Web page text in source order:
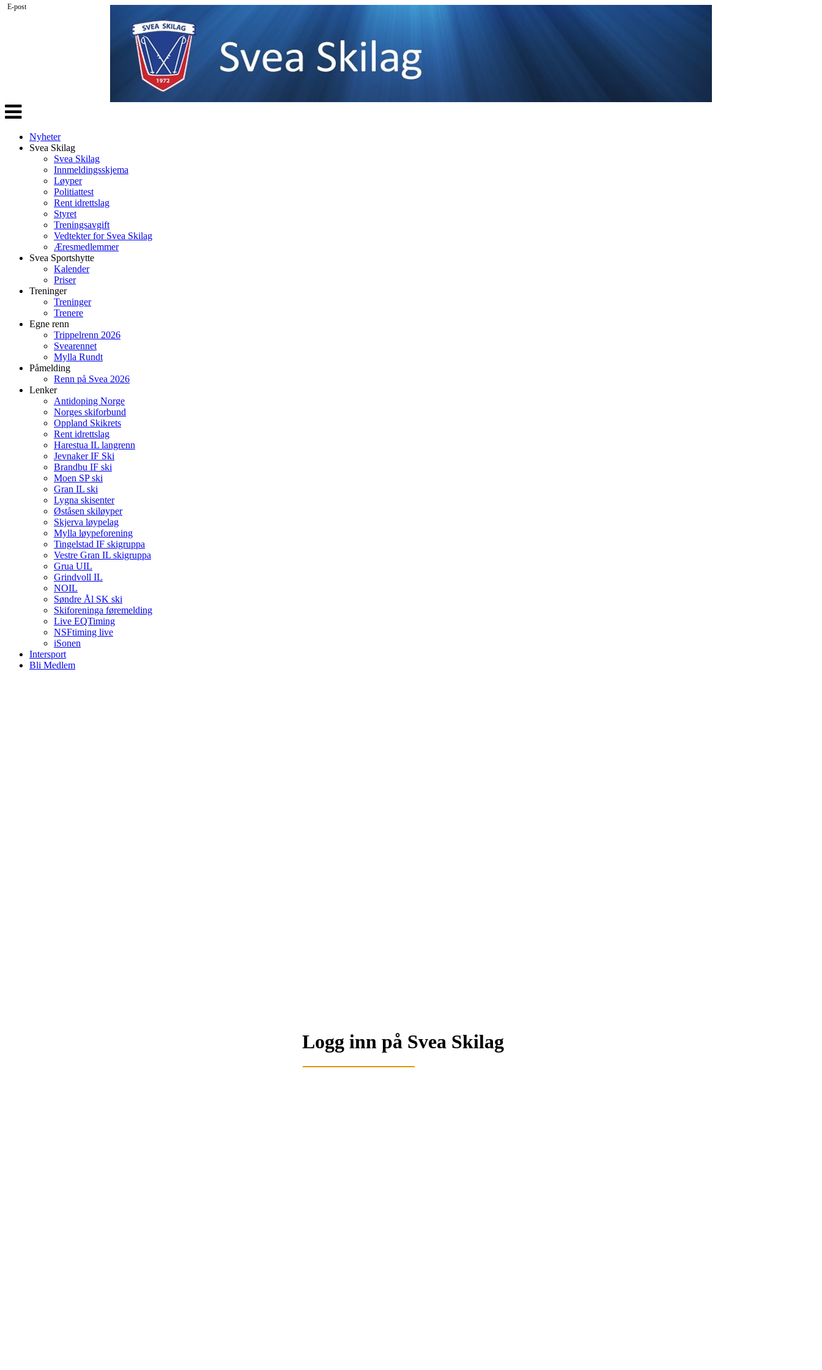
Veksle
navigasjon
Nyheter
Svea Skilag
Svea Skilag
Innmeldingsskjema
Løyper
Politiattest
Rent idrettslag
Styret
Treningsavgift
Vedtekter for Svea Skilag
Æresmedlemmer
Svea Sportshytte
Kalender
Priser
Treninger
Treninger
Trenere
Egne renn
Trippelrenn 2026
Svearennet
Mylla Rundt
Påmelding
Renn på Svea 2026
Lenker
Antidoping Norge
Norges skiforbund
Oppland Skikrets
Rent idrettslag
Harestua IL langrenn
Jevnaker IF Ski
Brandbu IF ski
Moen SP ski
Gran IL ski
Lygna skisenter
Øståsen skiløyper
Skjerva løypelag
Mylla løypeforening
Tingelstad IF skigruppa
Vestre Gran IL skigruppa
Grua UIL
Grindvoll IL
NOIL
Søndre Ål SK ski
Skiforeninga føremelding
Live EQTiming
NSFtiming live
iSonen
Intersport
Bli Medlem
Logg inn på Svea Skilag
E-post